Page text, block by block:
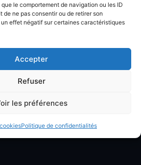
le comportement de navigation ou les ID
de ne pas consentir ou de retirer son
effet négatif sur certaines caractéristiques
Accepter
Refuser
les préférences
Politique de confidentialités
à Toulon,
– 13h30/17h00